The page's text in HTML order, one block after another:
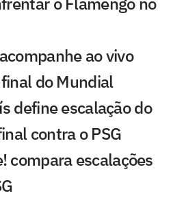
ao vivo
do Mundial
define escalação do
contra o PSG
compara escalações